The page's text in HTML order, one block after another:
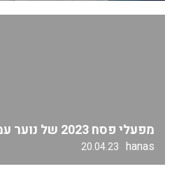
מפעלי פסח 2023 של נוער עמק יזרעאל
hanas
20.04.23